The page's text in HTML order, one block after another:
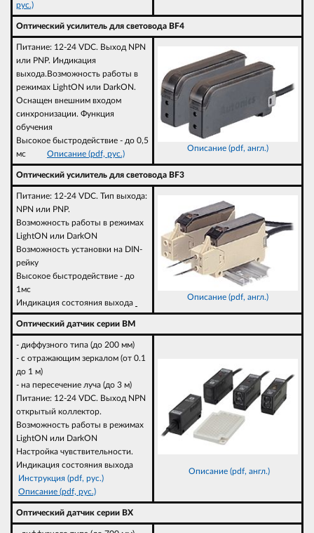
рус.)
Оптический усилитель для световода BF4
Питание: 12-24 VDC. Выход NPN
или PNP. Индикация
выхода.Возможность работы в
режимах LightON или DarkON.
Оснащен внешним входом
синхронизации. Функция
обучения
Высокое быстродействие - до 0,5
мс Описание (pdf, рус.)
Описание (pdf, англ.)
Оптический усилитель для световода BF3
Питание: 12-24 VDC. Тип выхода:
NPN или PNP.
Возможность работы в режимах
LightON или DarkON
Возможность установки на DIN-
рейку
Высокое быстродействие - до
1мс
Индикация состояния выхода
Описание (pdf, англ.)
Оптический датчик серии BM
- диффузного типа (до 200 мм)
- с отражающим зеркалом (от 0.1
до 1 м)
- на пересечение луча (до 3 м)
Питание: 12-24 VDC. Выход NPN
открытый коллектор.
Возможность работы в режимах
LightON или DarkON
Настройка чувствительности.
Индикация состояния выхода
Инструкция (pdf, рус.)
Описание (pdf, рус.)
Описание (pdf, англ.)
Оптический датчик серии BX